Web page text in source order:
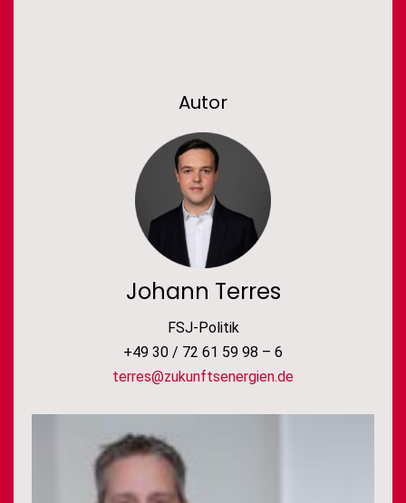
Autor
Johann Terres
FSJ-Politik
+49 30 / 72 61 59 98 – 6
terres@zukunftsenergien.de